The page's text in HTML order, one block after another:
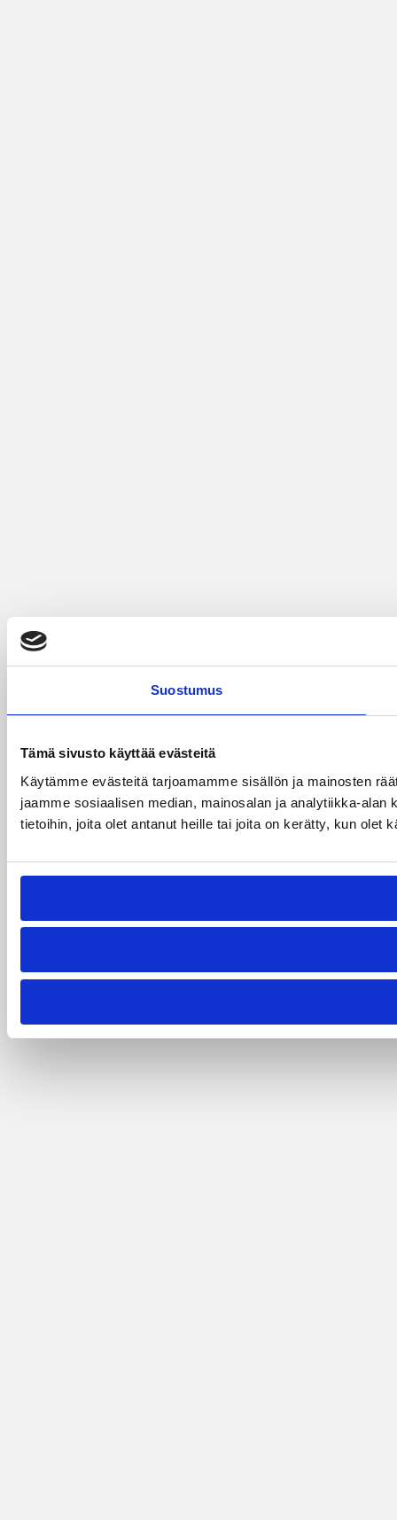
Suostumus
Tämä sivusto käyttää evästeitä
Käytämme evästeitä tarjoamamme sisällön ja mainosten
jaamme sosiaalisen median, mainosalan ja analytiikka-
tietoihin, joita olet antanut heille tai joita on kerätty, kun olet